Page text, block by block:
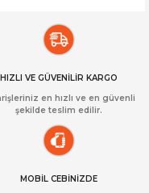
HIZLI VE GÜVENİLİR KARGO
en hızlı ve en güvenli
şekilde teslim edilir.
MOBİL CEBİNİZDE